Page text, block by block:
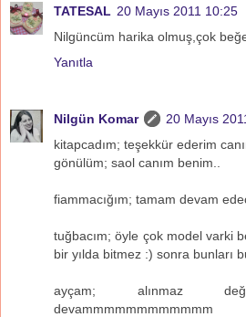
TATESAL 20 Mayıs 2011 10:25
Nilgüncüm harika olmuş,çok
Yanıtla
Nilgün Komar
20 Mayıs
kitapcadım; teşekkür ederim
gönülüm; saol canım benim..
fiammacığım; tamam devam
tuğbacım; öyle çok model varki
bir yılda bitmez :) sonra bunları
ayçam; alınmaz
devammmmmmmmmmmm